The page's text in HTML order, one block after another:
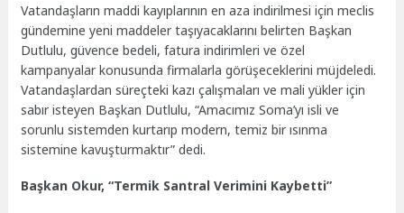
Vatandaşların maddi kayıplarının en aza indirilmesi için meclis
gündemine yeni maddeler taşıyacaklarını belirten Başkan
Dutlulu, güvence bedeli, fatura indirimleri ve özel
kampanyalar konusunda firmalarla görüşeceklerini müjdeledi.
Vatandaşlardan süreçteki kazı çalışmaları ve mali yükler için
sabır isteyen Başkan Dutlulu, “Amacımız Soma’yı isli ve
sorunlu sistemden kurtarıp modern, temiz bir ısınma
sistemine kavuşturmaktır” dedi.
Başkan Okur, “Termik Santral Verimini Kaybetti”